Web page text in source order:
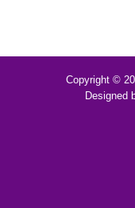
Copyright ©
Designed